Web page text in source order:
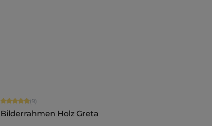
Durchschnittliche Bewertung von 4.89 von 5 Sternen
(9)
Bilderrahmen Holz Greta